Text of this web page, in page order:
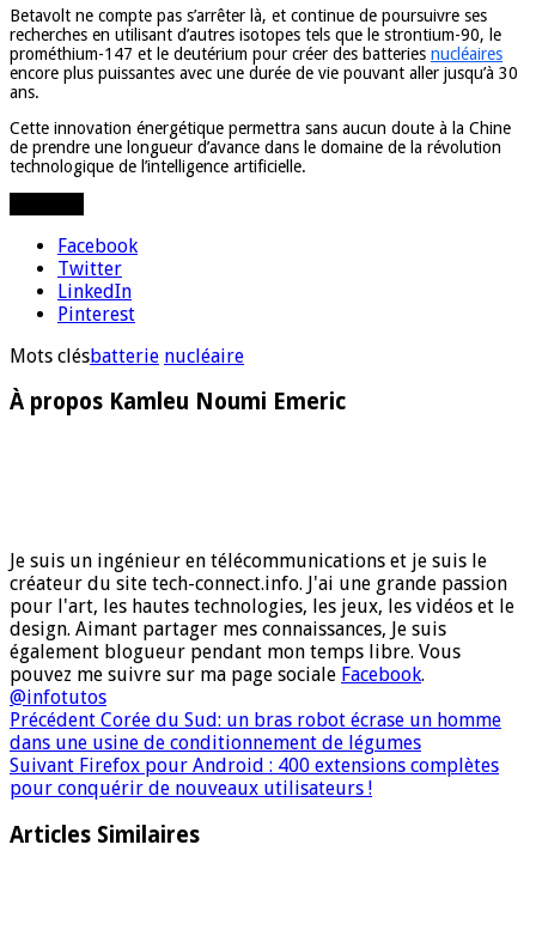
Betavolt ne compte pas s’arrêter là, et continue de poursuivre ses
recherches en utilisant d’autres isotopes tels que le strontium-90, le
prométhium-147 et le deutérium pour créer des batteries nucléaires
encore plus puissantes avec une durée de vie pouvant aller jusqu’à 30
ans.
Cette innovation énergétique permettra sans aucun doute à la Chine
de prendre une longueur d’avance dans le domaine de la révolution
technologique de l’intelligence artificielle.
Facebook
Twitter
LinkedIn
Pinterest
Mots clésbatterie nucléaire
À propos Kamleu Noumi Emeric
Je suis un ingénieur en télécommunications et je suis le
créateur du site tech-connect.info. J'ai une grande passion
pour l'art, les hautes technologies, les jeux, les vidéos et le
design. Aimant partager mes connaissances, Je suis
également blogueur pendant mon temps libre. Vous
pouvez me suivre sur ma page sociale Facebook.
@infotutos
Précédent Corée du Sud: un bras robot écrase un homme
dans une usine de conditionnement de légumes
Suivant Firefox pour Android : 400 extensions complètes
pour conquérir de nouveaux utilisateurs !
Articles Similaires